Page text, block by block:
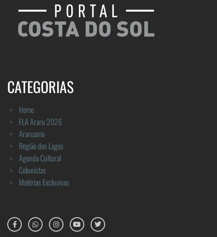
CATEGORIAS
Home
FLA Araru 2026
Araruama
Região dos Lagos
Agenda Cultural
Colunistas
Matérias Exclusivas